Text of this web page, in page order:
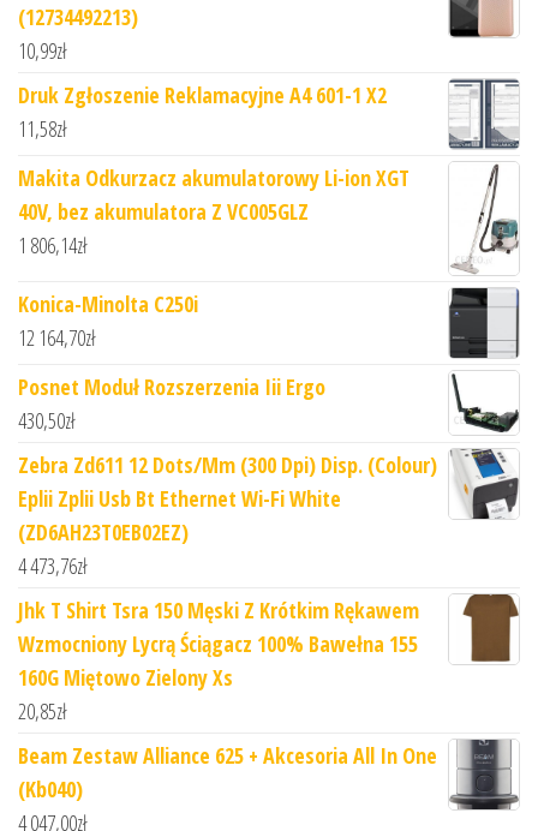
(12734492213)
10,99zł
Druk Zgłoszenie Reklamacyjne A4 601-1 X2
11,58zł
Makita Odkurzacz akumulatorowy Li-ion XGT
40V, bez akumulatora Z VC005GLZ
1 806,14zł
Konica-Minolta C250i
12 164,70zł
Posnet Moduł Rozszerzenia Iii Ergo
430,50zł
Zebra Zd611 12 Dots/Mm (300 Dpi) Disp. (Colour)
Eplii Zplii Usb Bt Ethernet Wi-Fi White
(ZD6AH23T0EB02EZ)
4 473,76zł
Jhk T Shirt Tsra 150 Męski Z Krótkim Rękawem
Wzmocniony Lycrą Ściągacz 100% Bawełna 155
160G Miętowo Zielony Xs
20,85zł
Beam Zestaw Alliance 625 + Akcesoria All In One
(Kb040)
4 047,00zł